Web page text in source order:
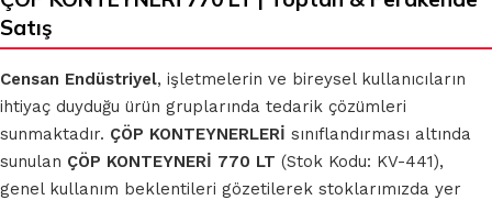
Satış
Censan Endüstriyel, işletmelerin ve bireysel kullanıcıların
ihtiyaç duyduğu ürün gruplarında tedarik çözümleri
sunmaktadır. ÇÖP KONTEYNERLERİ sınıflandırması altında
sunulan ÇÖP KONTEYNERİ 770 LT (Stok Kodu: KV-441),
genel kullanım beklentileri gözetilerek stoklarımızda yer